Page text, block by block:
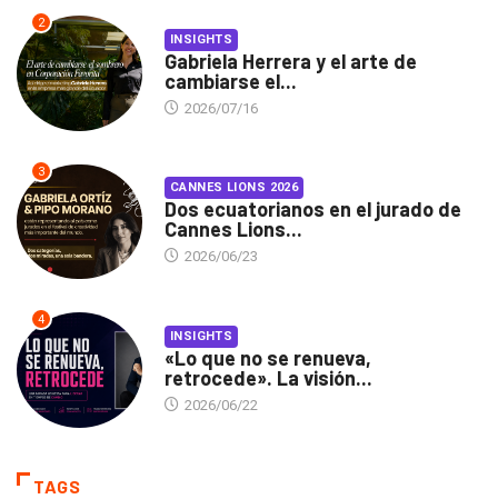
2
INSIGHTS
Gabriela Herrera y el arte de
cambiarse el...
2026/07/16
3
CANNES LIONS 2026
Dos ecuatorianos en el jurado de
Cannes Lions...
2026/06/23
4
INSIGHTS
«Lo que no se renueva,
retrocede». La visión...
2026/06/22
TAGS